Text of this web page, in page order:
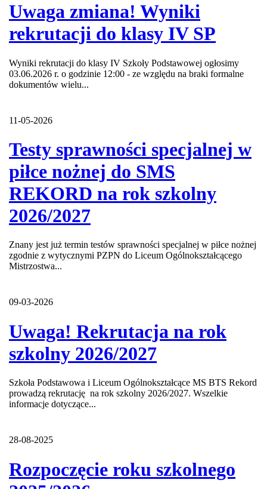
Uwaga zmiana! Wyniki
rekrutacji do klasy IV SP
Wyniki rekrutacji do klasy IV Szkoły Podstawowej ogłosimy
03.06.2026 r. o godzinie 12:00 - ze względu na braki formalne
dokumentów wielu...
11-05-2026
Testy sprawności specjalnej w
piłce nożnej do SMS
REKORD na rok szkolny
2026/2027
Znany jest już termin testów sprawności specjalnej w piłce nożnej
zgodnie z wytycznymi PZPN do Liceum Ogólnokształcącego
Mistrzostwa...
09-03-2026
Uwaga! Rekrutacja na rok
szkolny 2026/2027
Szkoła Podstawowa i Liceum Ogólnokształcące MS BTS Rekord
prowadzą rekrutację na rok szkolny 2026/2027. Wszelkie
informacje dotyczące...
28-08-2025
Rozpoczęcie roku szkolnego